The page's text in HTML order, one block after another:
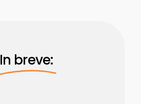
In breve: